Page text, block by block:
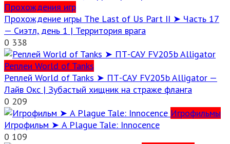
Прохождения игр
Прохождение игры The Last of Us Part II ➤ Часть 17
— Сиэтл, день 1 | Территория врага
0 338
Реплеи World of Tanks
Реплей World of Tanks ➤ ПТ-САУ FV205b Alligator —
Лайв Окс | Зубастый хищник на страже фланга
0 209
Игрофильмы
Игрофильм ➤ A Plague Tale: Innocence
0 109